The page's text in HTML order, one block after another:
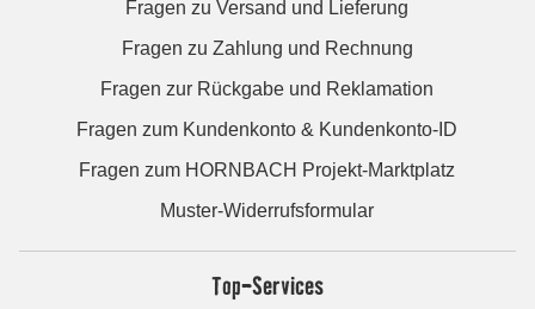
Fragen zu Versand und Lieferung
Fragen zu Zahlung und Rechnung
Fragen zur Rückgabe und Reklamation
Fragen zum Kundenkonto & Kundenkonto-ID
Fragen zum HORNBACH Projekt-Marktplatz
Muster-Widerrufsformular
Top-Services